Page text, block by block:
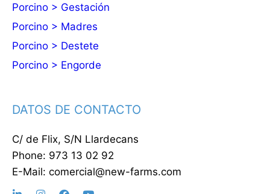
Porcino > Gestación
Porcino > Madres
Porcino > Destete
Porcino > Engorde
DATOS DE CONTACTO
C/ de Flix, S/N Llardecans
Phone: 973 13 02 92
E-Mail: comercial@new-farms.com